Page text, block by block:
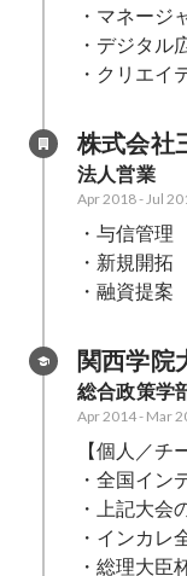
・マネージ
・デジタル
・クリエイ
株式会社
法人営業
Apr 2018-Jul
・与信管理
・新規開拓
・融資提案
関西学院
総合政策学
Apr 2014- Mar
【個人／チ
・全国イン
・上記大会
・インカレ
・総理大臣